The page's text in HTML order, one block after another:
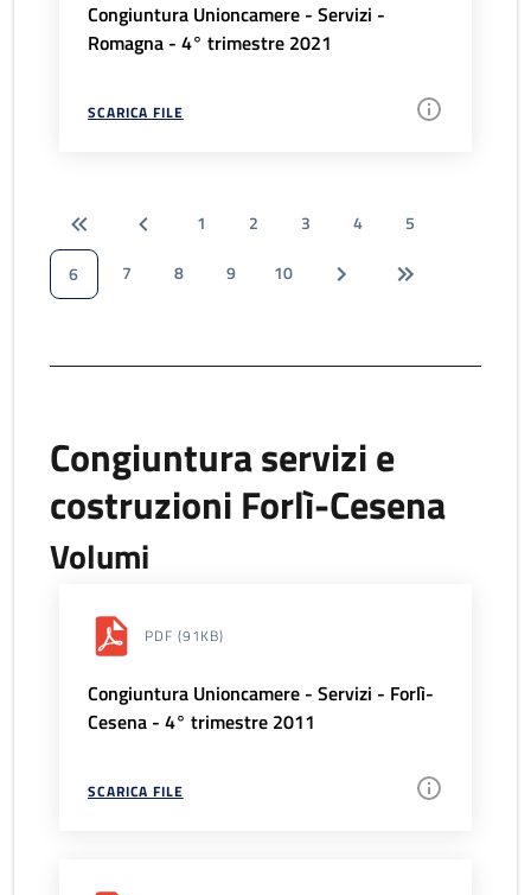
Congiuntura Unioncamere - Servizi -
Romagna - 4° trimestre 2021
SCARICA FILE
1 2 3 4
5
6
7 8 9 10
Congiuntura servizi e
costruzioni Forlì-Cesena
Volumi
PDF (91KB)
Congiuntura Unioncamere - Servizi - Forlì-
Cesena - 4° trimestre 2011
SCARICA FILE